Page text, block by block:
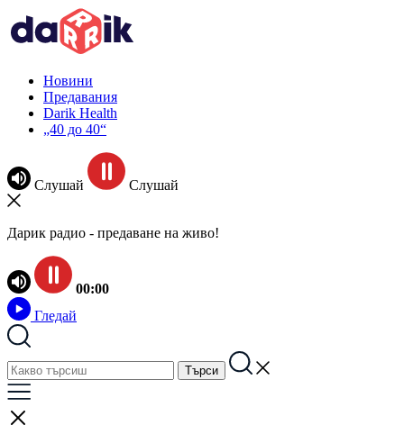
Новини
Предавания
Darik Health
„40 до 40“
Слушай Слушай
Дарик радио - предаване на живо!
00:00
Гледай